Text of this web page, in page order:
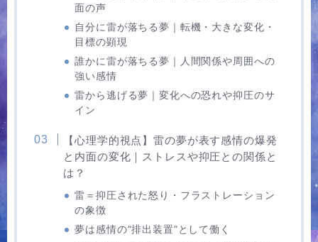
面の声
自分に雷が落ちる夢｜転機・大きな変化・
目標の顕現
誰かに雷が落ちる夢｜人間関係や周囲への
強い感情
雷から逃げる夢｜変化への恐れや抑圧のサ
イン
【心理学的視点】雷の夢が表す感情の爆発
と内面の変化｜ストレスや抑圧との関係と
は？
雷＝抑圧された怒り・フラストレーション
の象徴
夢は感情の”排出装置”として働く